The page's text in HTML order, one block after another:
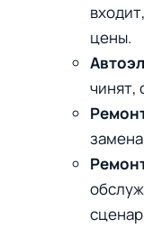
цены.
чинят,